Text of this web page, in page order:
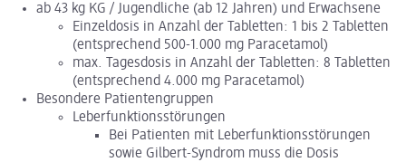
ab 43 kg KG / Jugendliche (ab 12 Jahren) und Erwachsene
Einzeldosis in Anzahl der Tabletten: 1 bis 2 Tabletten
(entsprechend 500-1.000 mg Paracetamol)
max. Tagesdosis in Anzahl der Tabletten: 8 Tabletten
(entsprechend 4.000 mg Paracetamol)
Besondere Patientengruppen
Leberfunktionsstörungen
Bei Patienten mit Leberfunktionsstörungen
sowie Gilbert-Syndrom muss die Dosis